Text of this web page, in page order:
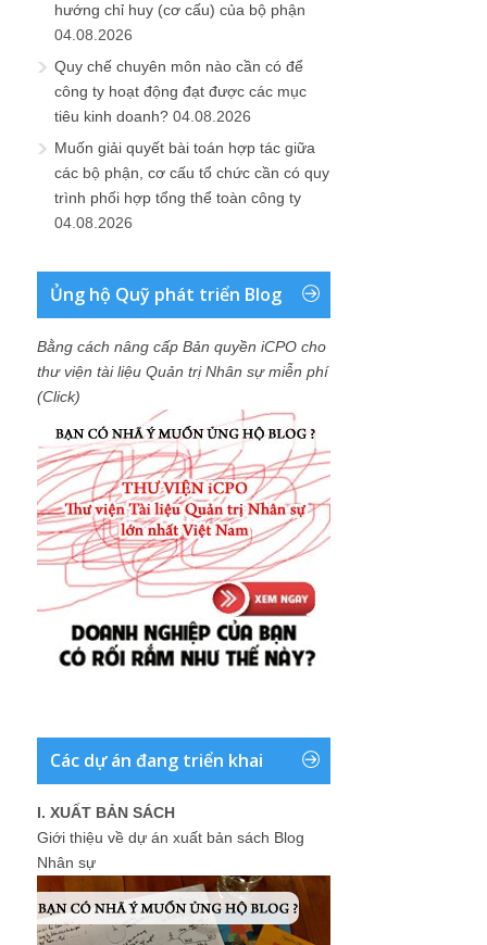
hướng chỉ huy (cơ cấu) của bộ phận
04.08.2026
Quy chế chuyên môn nào cần có để
công ty hoạt động đạt được các mục
tiêu kinh doanh? 04.08.2026
Muốn giải quyết bài toán hợp tác giữa
các bộ phận, cơ cấu tổ chức cần có quy
trình phối hợp tổng thể toàn công ty
04.08.2026
Ủng hộ Quỹ phát triển Blog
Bằng cách nâng cấp Bản quyền iCPO cho
thư viện tài liệu Quản trị Nhân sự miễn phí
(Click)
Các dự án đang triển khai
I. XUẤT BẢN SÁCH
Giới thiệu về dự án xuất bản sách Blog
Nhân sự